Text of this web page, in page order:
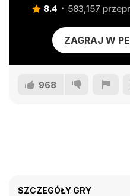
8.4 583,157
ZAGRAJ W
968
SZCZEGÓŁY GRY